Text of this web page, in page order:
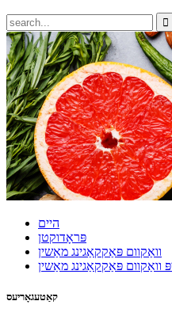
היים
פּראָדוקטן
וואַקוום פּאַקקאַגינג מאַשין
פּאַקקאַגינג מאַשין
קאַטעגאָריעס